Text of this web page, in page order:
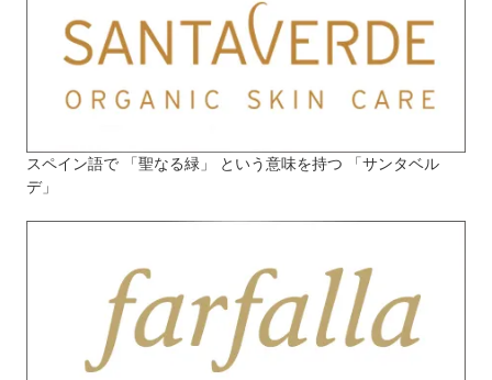
スペイン語で 「聖なる緑」 という意味を持つ 「サンタベル
デ」